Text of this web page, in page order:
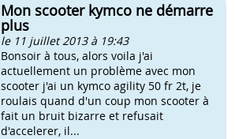
Mon scooter kymco ne démarre
plus
le 11 juillet 2013 à 19:43
Bonsoir à tous, alors voila j'ai
actuellement un problème avec mon
scooter j'ai un kymco agility 50 fr 2t, je
roulais quand d'un coup mon scooter à
fait un bruit bizarre et refusait
d'accelerer, il...